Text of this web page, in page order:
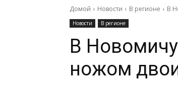
Домой Новости В регионе В
Новости В регионе
В
ножом